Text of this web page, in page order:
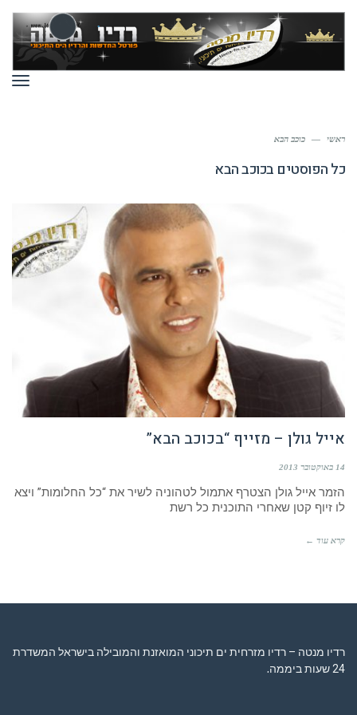
ראשי — כוכב הבא
כל הפוסטים בכוכב הבא
אייל גולן – מזייף “בכוכב הבא”
14 באוקטובר 2013
הזמר אייל גולן הצטרף אתמול לטהוניה לשיר את “כל החלומות” ויצא
לו זיוף קטן שאחרי התוכנית כל רשת
קרא עוד ←
רדיו מנטה – רדיו מזרחית ים תיכוני המואזנת והמובילה בישראל המשדרת
24 שעות ביממה,